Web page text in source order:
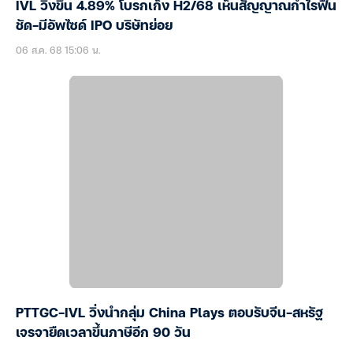
IVL วิ่งขึ้น 4.89% โบรกเก็ง H2/68 เห็นสัญญาณกำไรฟื้น
ชัด-มีอัพไซด์ IPO บริษัทย่อย
06 ส.ค. 68 15:06 น.
PTTGC-IVL วิ่งนำกลุ่ม China Plays ตอบรับจีน-สหรัฐ
เจรจายืดเวลาขึ้นภาษีอีก 90 วัน